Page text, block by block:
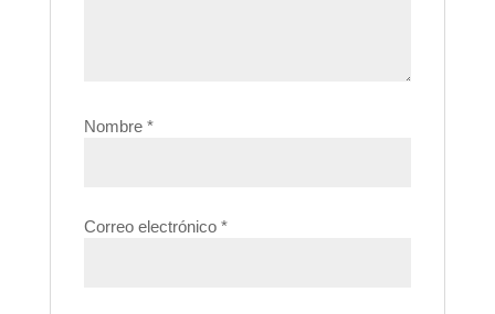
Nombre *
Correo electrónico *